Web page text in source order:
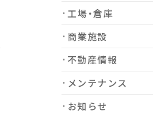
工場・倉庫
商業施設
不動産情報
メンテナンス
お知らせ